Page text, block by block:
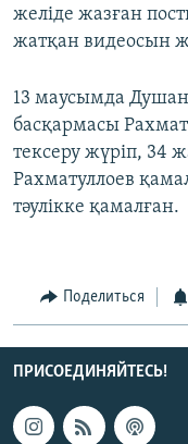
желіде жазған
жатқан видеосын
13 маусымда
басқармасы
тексеру жүріп, 34
Рахматуллоев
тәулікке қамалған.
Поделиться
ПРИСОЕДИНЯЙТЕСЬ!